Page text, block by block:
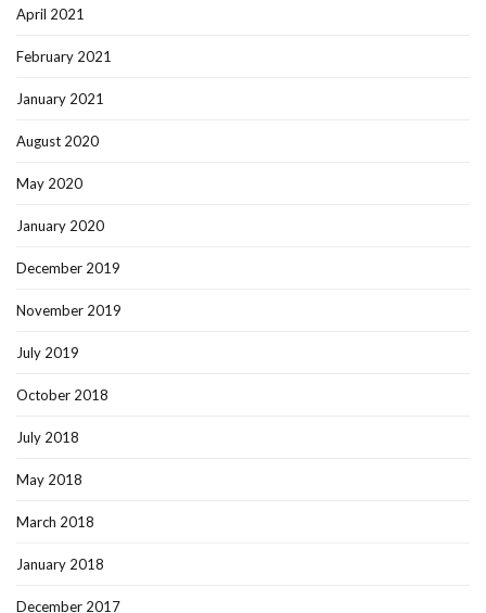
April 2021
February 2021
January 2021
August 2020
May 2020
January 2020
December 2019
November 2019
July 2019
October 2018
July 2018
May 2018
March 2018
January 2018
December 2017